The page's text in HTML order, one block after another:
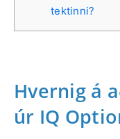
tektinni?
Hvernig á
úr IQ